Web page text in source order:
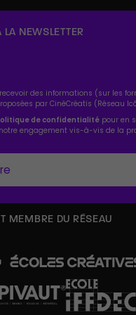
LA NEWSLETTER
des informations (sur les
par CinéCréatis (Réseau
de confidentialité pour en
engagement vis-à-vis de la
MEMBRE DU RÉSEAU